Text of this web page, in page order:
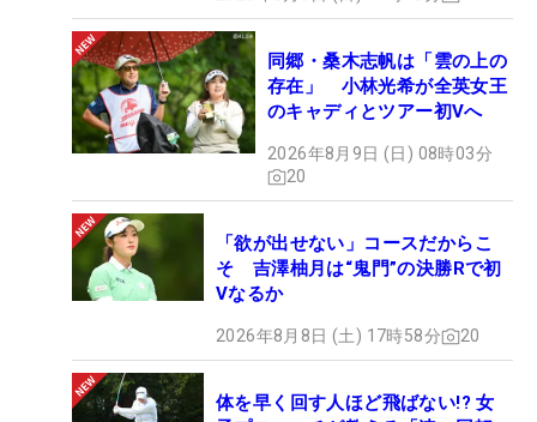
同郷・桑木志帆は「雲の上の
存在」 小林光希が全英女王
のキャディとツアー初Vへ
2026年8月9日 (日) 08時03分
20
「欲が出せない」コースだからこ
そ 吉澤柚月は“鬼門”の決勝Rで初
Vなるか
2026年8月8日 (土) 17時58分 20
体を早く回す人ほど飛ばない!? 女